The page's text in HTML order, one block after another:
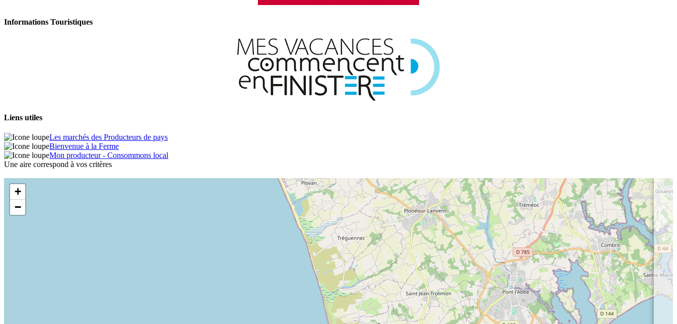
Informations Touristiques
Liens utiles
Les marchés des Producteurs de pays
Bienvenue à la Ferme
Mon producteur - Consommons local
Une aire correspond à vos critères
+
−